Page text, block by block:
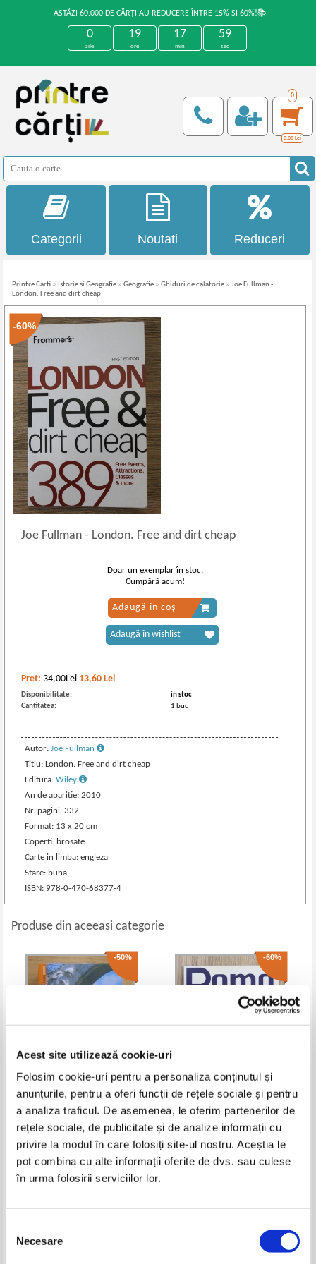
Acest site utilizează cookie-uri
Folosim cookie-uri pentru a personaliza conținutul și
anunțurile, pentru a oferi funcții de rețele sociale și pentru
a analiza traficul. De asemenea, le oferim partenerilor de
rețele sociale, de publicitate și de analize informații cu
privire la modul în care folosiți site-ul nostru. Aceștia le
pot combina cu alte informații oferite de dvs. sau culese
în urma folosirii serviciilor lor.
consimțământului
Necesare
ASTĂZI 60.000 DE CĂRȚI AU REDUCERE ÎNTRE 15% ȘI 60%!📚
0
zile
19
ore
17
min
59
sec
0
0,00 Lei
Categorii Noutati Reduceri
Printre Carti » Istorie si Geografie »Geografie »Ghiduri de calatorie »Joe Fullman -
London. Free and dirt cheap
-60%
Joe Fullman- London. Free and dirt cheap
Pret:34,00Lei 13,60 Lei
Disponibilitate:
in stoc
Cantitatea:
1 buc
Autor:Joe Fullman
Titlu: London. Free and dirt cheap
Editura:Wiley
An de aparitie: 2010
Nr. pagini: 332
Format: 13 x 20 cm
Coperti: brosate
Carte in limba: engleza
Stare: buna
ISBN: 978-0-470-68377-4
Doar un exemplar în stoc.
Cumpără acum!
Adaugă în coș
Adaugă în wishlist
Produse din aceeasi categorie
-50%
Austria. Rough guides
22,00Lei 11,00
Adaugă în coș
-60%
Loretta Santini - Rome et
Vatican, toute la ville en
couleurs
Lei
Adaugă în coș